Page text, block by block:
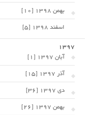
بهمن 1398 [10]
اسفند 1398 [5]
1397
آبان 1397 [1]
آذر 1397 [15]
دی 1397 [36]
بهمن 1397 [26]